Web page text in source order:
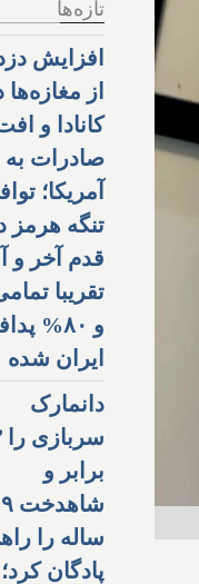
تازه‌ها
افزایش
از مغازه‌ها
کانادا و
صادرات به
آمریکا؛
تنگه هرمز
قدم آخر و
تقریبا
و ۸۰%
ایران شده
دانمارک
برابر و
ساله را
پادگان کرد؛